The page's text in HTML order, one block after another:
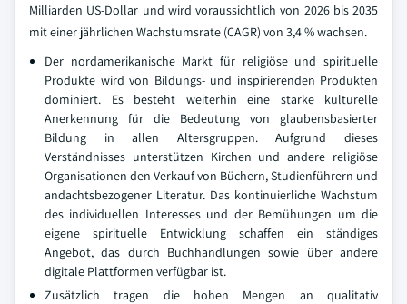
Milliarden US-Dollar und wird voraussichtlich von 2026 bis 2035
mit einer jährlichen Wachstumsrate (CAGR) von 3,4 % wachsen.
Der nordamerikanische Markt für religiöse und spirituelle
Produkte wird von Bildungs- und inspirierenden Produkten
dominiert. Es besteht weiterhin eine starke kulturelle
Anerkennung für die Bedeutung von glaubensbasierter
Bildung in allen Altersgruppen. Aufgrund dieses
Verständnisses unterstützen Kirchen und andere religiöse
Organisationen den Verkauf von Büchern, Studienführern und
andachtsbezogener Literatur. Das kontinuierliche Wachstum
des individuellen Interesses und der Bemühungen um die
eigene spirituelle Entwicklung schaffen ein ständiges
Angebot, das durch Buchhandlungen sowie über andere
digitale Plattformen verfügbar ist.
Zusätzlich tragen die hohen Mengen an qualitativ